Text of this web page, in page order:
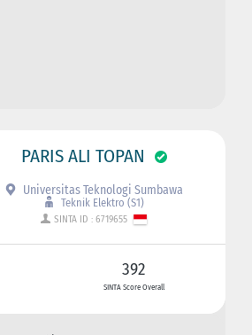
PARIS ALI TOPAN
Universitas Teknologi Sumbawa
Teknik Elektro (S1)
SINTA ID : 6719655
392
SINTA Score Overall